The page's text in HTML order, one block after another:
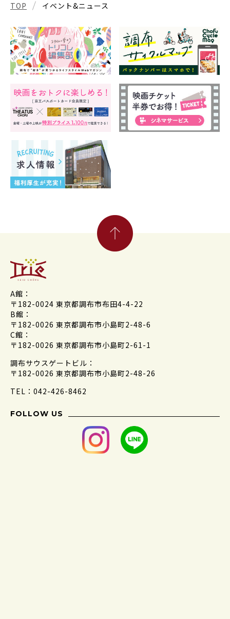
TOP イベント&ニュース
A館：
〒182-0024 東京都調布市布田4-4-22
B館：
〒182-0026 東京都調布市小島町2-48-6
C館：
〒182-0026 東京都調布市小島町2-61-1
調布サウスゲートビル：
〒182-0026 東京都調布市小島町2-48-26
TEL：042-426-8462
FOLLOW US